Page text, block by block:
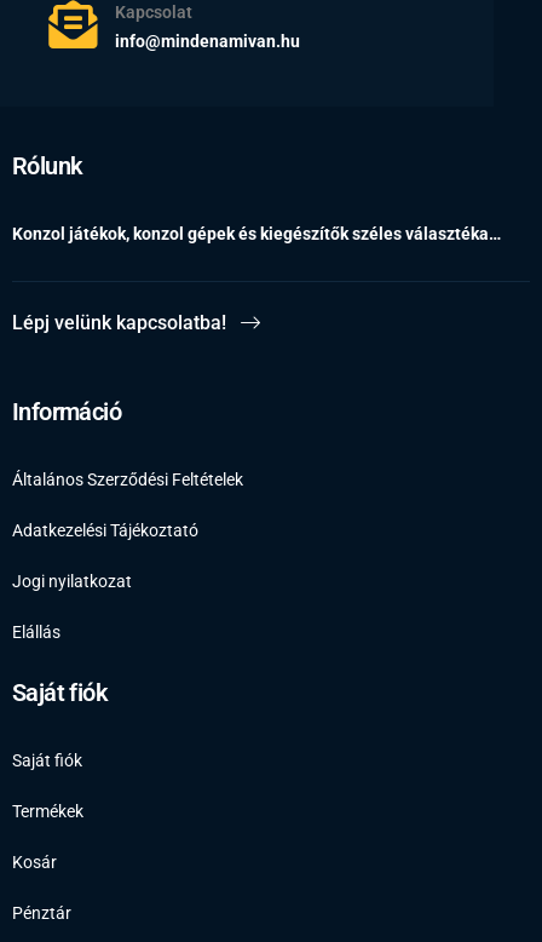
Kapcsolat
info@mindenamivan.hu
Rólunk
Konzol játékok, konzol gépek és kiegészítők széles választéka…
Lépj velünk kapcsolatba!
Információ
Általános Szerződési Feltételek
Adatkezelési Tájékoztató
Jogi nyilatkozat
Elállás
Saját fiók
Saját fiók
Termékek
Kosár
Pénztár